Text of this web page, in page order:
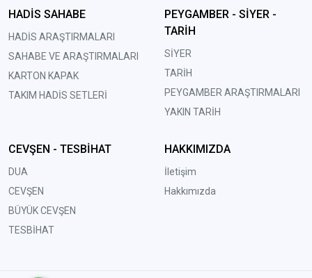
HADİS SAHABE
HADİS ARAŞTIRMALARI
SAHABE VE ARAŞTIRMALARI
KARTON KAPAK
TAKIM HADİS SETLERİ
PEYGAMBER - SİYER -
TARİH
SİYER
TARİH
PEYGAMBER ARAŞTIRMALARI
YAKIN TARİH
CEVŞEN - TESBİHAT
DUA
CEVŞEN
BÜYÜK CEVŞEN
TESBİHAT
HAKKIMIZDA
İletişim
Hakkımızda